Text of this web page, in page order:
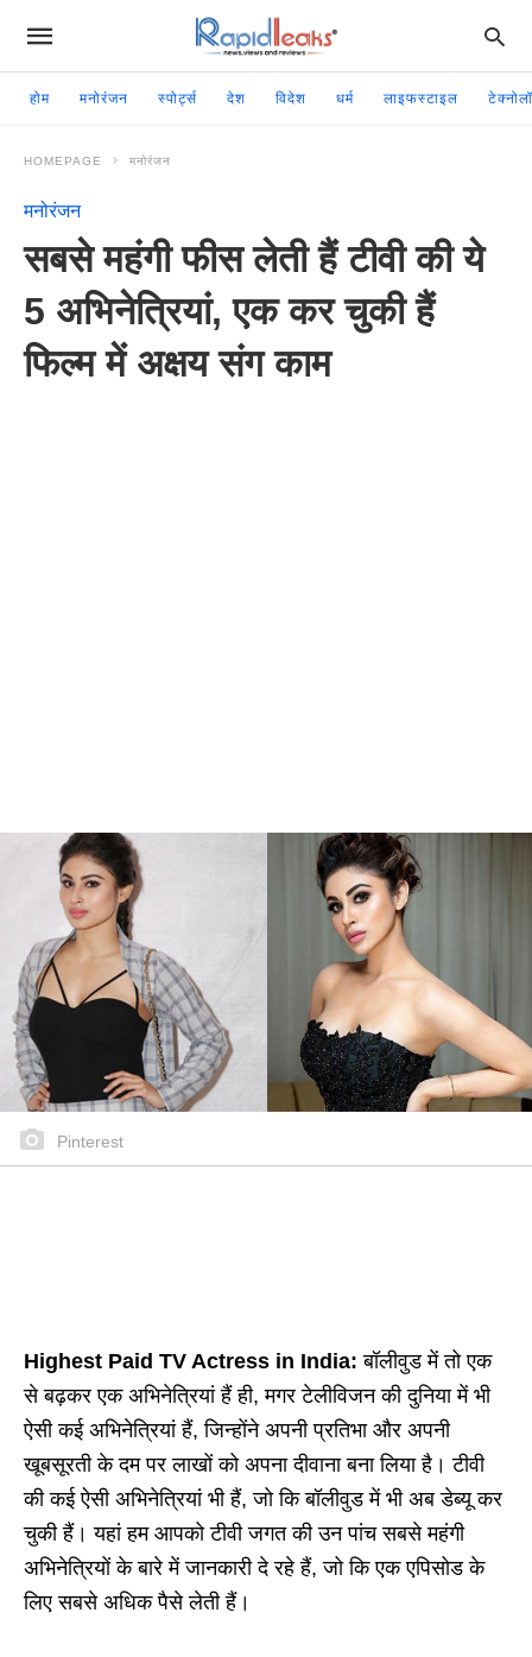
होम मनोरंजन स्पोर्ट्स देश विदेश धर्म लाइफस्टाइल
HOMEPAGE मनोरंजन
मनोरंजन
सबसे महंगी फीस लेती हैं टीवी की ये
5 अभिनेत्रियां, एक कर चुकी हैं
फिल्म में अक्षय संग काम
Pinterest
Highest Paid TV Actress in India:बॉलीवुड में तो एक
से बढ़कर एक अभिनेत्रियां हैं ही, मगर टेलीविजन की दुनिया में भी
ऐसी कई अभिनेत्रियां हैं, जिन्होंने अपनी प्रतिभा और अपनी
खूबसूरती के दम पर लाखों को अपना दीवाना बना लिया है। टीवी
की कई ऐसी अभिनेत्रियां भी हैं, जो कि बॉलीवुड में भी अब डेब्यू कर
चुकी हैं। यहां हम आपको टीवी जगत की उन पांच सबसे महंगी
अभिनेत्रियों के बारे में जानकारी दे रहे हैं, जो कि एक एपिसोड के
लिए सबसे अधिक पैसे लेती हैं।